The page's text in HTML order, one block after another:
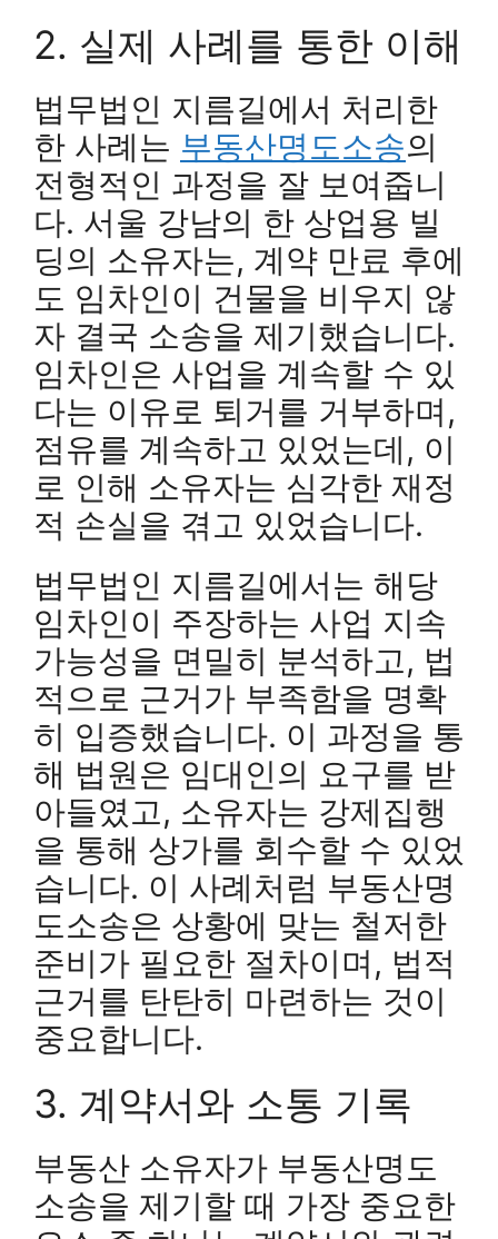
2. 실제 사례를 통한 이해
법무법인 지름길에서 처리한
한 사례는 부동산명도소송의
전형적인 과정을 잘 보여줍니
다. 서울 강남의 한 상업용 빌
딩의 소유자는, 계약 만료 후에
도 임차인이 건물을 비우지 않
자 결국 소송을 제기했습니다.
임차인은 사업을 계속할 수 있
다는 이유로 퇴거를 거부하며,
점유를 계속하고 있었는데, 이
로 인해 소유자는 심각한 재정
적 손실을 겪고 있었습니다.
법무법인 지름길에서는 해당
임차인이 주장하는 사업 지속
가능성을 면밀히 분석하고, 법
적으로 근거가 부족함을 명확
히 입증했습니다. 이 과정을 통
해 법원은 임대인의 요구를 받
아들였고, 소유자는 강제집행
을 통해 상가를 회수할 수 있었
습니다. 이 사례처럼 부동산명
도소송은 상황에 맞는 철저한
준비가 필요한 절차이며, 법적
근거를 탄탄히 마련하는 것이
중요합니다.
3. 계약서와 소통 기록
부동산 소유자가 부동산명도
소송을 제기할 때 가장 중요한